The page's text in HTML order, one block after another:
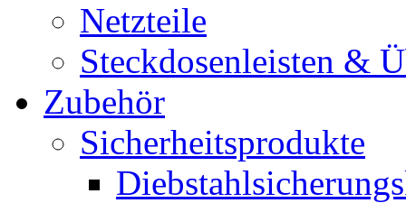
Netzteile
Steckdosenleisten &
Zubehör
Sicherheitsprodukte